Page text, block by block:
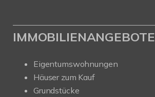
IMMOBILIENANGEBOTE
Eigentumswohnungen
Häuser zum Kauf
Grundstücke